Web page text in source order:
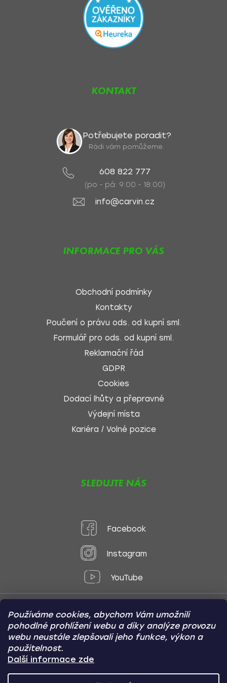
Používáme cookies, abychom Vám umožnili
pohodlné prohlížení webu a díky analýze provozu
webu neustále zlepšovali jeho funkce, výkon a
použitelnost.
Další informace zde
KONTAKT
Potřebujete poradit?
Rádi vám pomůžeme.
608 822 777
(po - pá: 9:00 - 18:00)
info@carvin.cz
INFORMACE PRO VÁS
Obchodní podmínky
Kontakty
Poučení o právu ods. od kupní sml.
Formulář pro ods. od kupní sml.
Reklamační řád
GDPR
Cookies
Dodací lhůty a přepravné
Výdejní místa
Kariéra / Volné pozice
SLEDUJTE NÁS
Facebook
Instagram
YouTube
Způsoby platby:
Online
Převod
Dobírka